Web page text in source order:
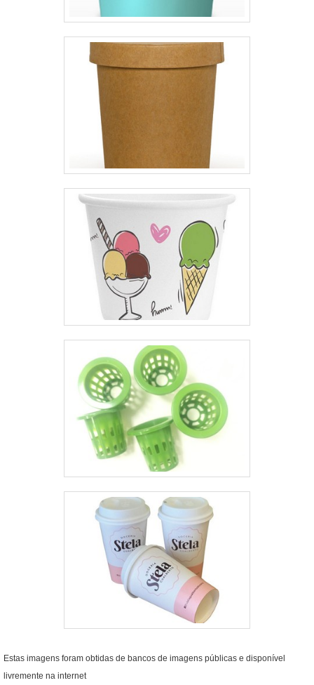
Estas imagens foram obtidas de bancos de imagens públicas e disponível
livremente na internet